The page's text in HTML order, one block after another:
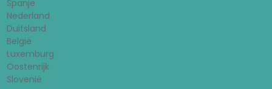
Spanje
Nederland
Duitsland
België
Luxemburg
Oostenrijk
Slovenië